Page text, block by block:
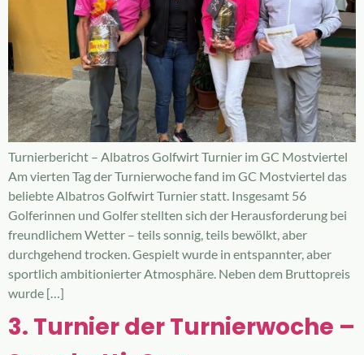
Turnierbericht – Albatros Golfwirt Turnier im GC Mostviertel
Am vierten Tag der Turnierwoche fand im GC Mostviertel das
beliebte Albatros Golfwirt Turnier statt. Insgesamt 56
Golferinnen und Golfer stellten sich der Herausforderung bei
freundlichem Wetter – teils sonnig, teils bewölkt, aber
durchgehend trocken. Gespielt wurde in entspannter, aber
sportlich ambitionierter Atmosphäre. Neben dem Bruttopreis
wurde […]
3. Turnier der Turnierwoche –